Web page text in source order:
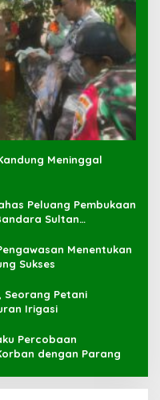
Meninggal
Peluang Pembukaan
Sultan
Menentukan
Sukses
Seorang Petani
Irigasi
Percobaan
dengan Parang